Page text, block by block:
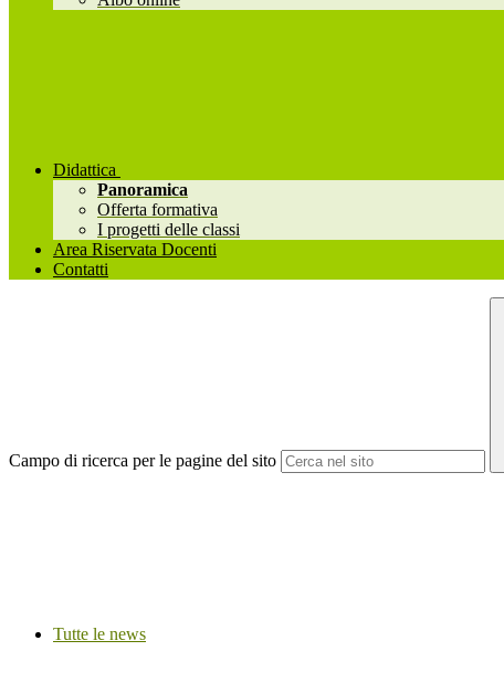
Didattica
Panoramica
Offerta formativa
I progetti delle classi
Area Riservata Docenti
Contatti
Campo di ricerca per le pagine del sito
Tutte le news